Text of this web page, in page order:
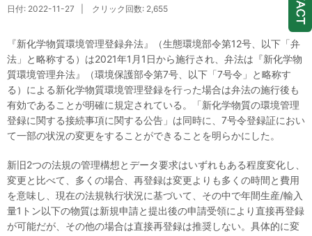
日付: 2022-11-27 | クリック回数: 2,655
『新化学物質環境管理登録弁法』（生態環境部令第12号、以下「弁
法」と略称する）は2021年1月1日から施行され、弁法は『新化学物
質環境管理弁法』（環境保護部令第7号、以下「7号令」と略称す
る）による新化学物質環境管理登録を行った場合は弁法の施行後も
有効であることが明確に規定されている。「新化学物質の環境管理
登録に関する接続事項に関する公告」は同時に、7号令登録証におい
て一部の状況の変更をすることができることを明らかにした。
新旧2つの法規の管理構想とデータ要求はいずれもある程度変化し、
変更と比べて、多くの場合、再登録は変更よりも多くの時間と費用
を意味し、現在の法規執行状況に基づいて、その中で年間生産/輸入
量1トン以下の物質は新規申請と提出後の申請受領により直接再登録
が可能だが、その他の場合は直接再登録は推奨しない。具体的に変